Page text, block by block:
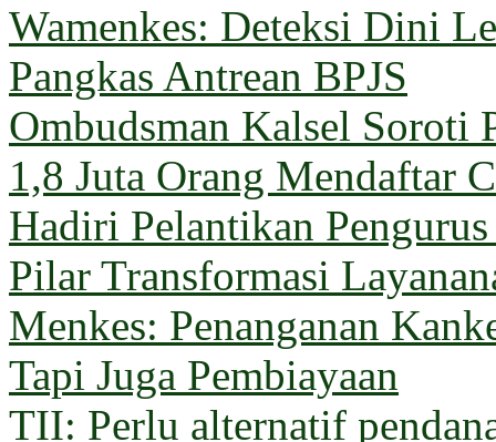
Wamenkes: Deteksi Dini
Pangkas Antrean BPJS
Ombudsman Kalsel Soroti
1,8 Juta Orang Mendaftar
Hadiri Pelantikan
Pilar Transformasi
Menkes: Penanganan
Tapi Juga Pembiayaan
TII: Perlu alternatif